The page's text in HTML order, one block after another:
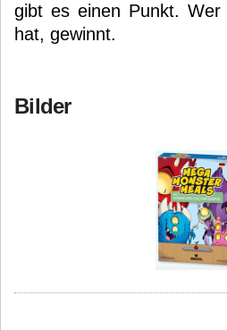
gibt es einen Punkt.
hat, gewinnt.
Bilder